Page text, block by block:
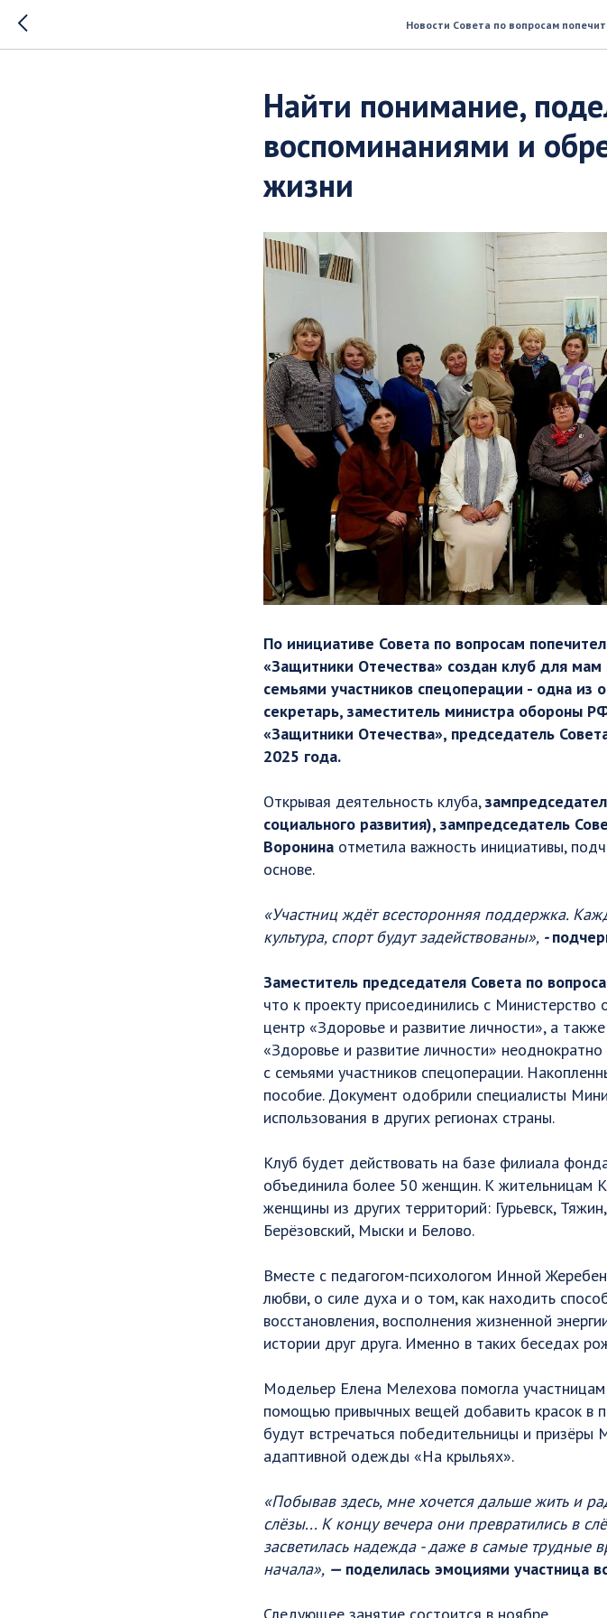
Новости Совета по вопросам
Найти понимание,
воспоминаниями и
жизни
По инициативе Совета по вопросам
«Защитники Отечества» создан клуб для
семьями участников спецоперации - одна из
секретарь, заместитель министра обороны
«Защитники Отечества», председатель
2025 года.
Открывая деятельность клуба,
социального развития), зампредседатель
Воронина отметила важность инициативы,
основе.
«Участниц ждёт всесторонняя поддержка.
культура, спорт будут задействованы», -
Заместитель председателя Совета по
что к проекту присоединились с Министерство
центр «Здоровье и развитие личности», а
«Здоровье и развитие личности»
с семьями участников спецоперации.
пособие. Документ одобрили специалисты
использования в других регионах страны.
Клуб будет действовать на базе филиала
объединила более 50 женщин. К жительницам
женщины из других территорий: Гурьевск,
Берёзовский, Мыски и Белово.
Вместе с педагогом-психологом Инной
любви, о силе духа и о том, как находить
восстановления, восполнения жизненной
истории друг друга. Именно в таких беседах
Модельер Елена Мелехова помогла
помощью привычных вещей добавить красок в
будут встречаться победительницы и
адаптивной одежды «На крыльях».
«Побывав здесь, мне хочется дальше жить и
слёзы... К концу вечера они превратились в
засветилась надежда - даже в самые трудные
начала», — поделилась эмоциями участница